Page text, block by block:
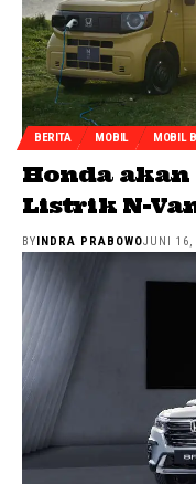
BERITA MOBIL MOBIL
Honda
Listrik N-
BYINDRA PRABOWOJUNI 16,